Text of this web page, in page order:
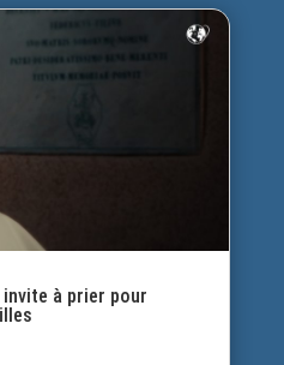
invite à prier pour